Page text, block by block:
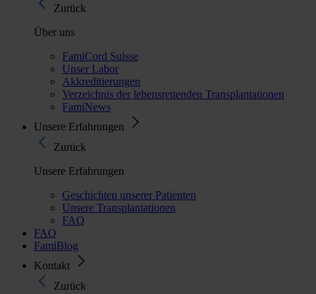
Zurück
Über uns
FamiCord Suisse
Unser Labor
Akkreditierungen
Verzeichnis der lebensrettenden Transplantationen
FamiNews
Unsere Erfahrungen
Zurück
Unsere Erfahrungen
Geschichten unserer Patienten
Unsere Transplantationen
FAQ
FAQ
FamiBlog
Kontakt
Zurück